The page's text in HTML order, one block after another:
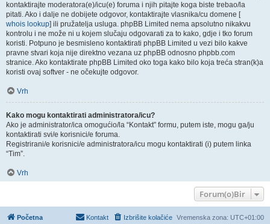
kontaktirajte moderatora(e)/icu(e) foruma i njih pitajte koga biste trebao/la
pitati. Ako i dalje ne dobijete odgovor, kontaktirajte vlasnika/cu domene [
whois lookup] ili pružatelja usluga. phpBB Limited nema apsolutno nikakvu
kontrolu i ne može ni u kojem slučaju odgovarati za to kako, gdje i tko forum
koristi. Potpuno je besmisleno kontaktirati phpBB Limited u vezi bilo kakve
pravne stvari koja nije direktno vezana uz phpBB odnosno phpbb.com
stranice. Ako kontaktirate phpBB Limited oko toga kako bilo koja treća stran(k)a
koristi ovaj softver - ne očekujte odgovor.
Vrh
Kako mogu kontaktirati administratora/icu?
Ako je administrator/ica omogućio/la “Kontakt” formu, putem iste, mogu ga/ju
kontaktirati svi/e korisnici/e foruma.
Registrirani/e korisnici/e administratora/icu mogu kontaktirati (i) putem linka
“Tim”.
Vrh
Forum(o)Bir
Početna Vremenska zona: UTC+01:00
Izbrišite kolačiće
Kontakt